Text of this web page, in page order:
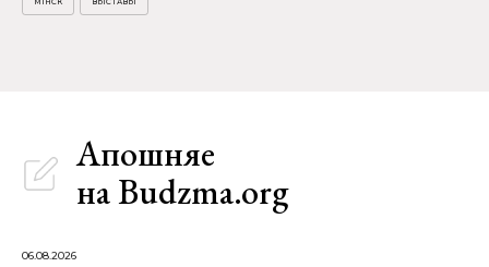
Апошняе
на Budzma.org
06.08.2026